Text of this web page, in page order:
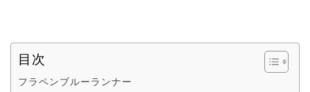
目次
フラペンブルーランナー